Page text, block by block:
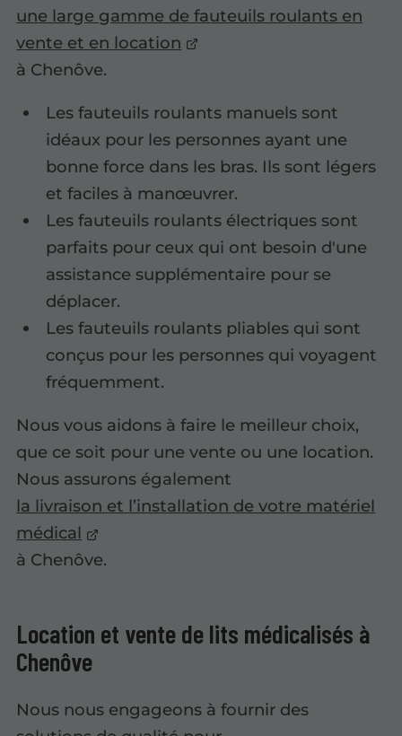
une large gamme de fauteuils roulants en
vente et en location
à Chenôve.
Les fauteuils roulants manuels sont
idéaux pour les personnes ayant une
bonne force dans les bras. Ils sont légers
et faciles à manœuvrer.
Les fauteuils roulants électriques sont
parfaits pour ceux qui ont besoin d'une
assistance supplémentaire pour se
déplacer.
Les fauteuils roulants pliables qui sont
conçus pour les personnes qui voyagent
fréquemment.
Nous vous aidons à faire le meilleur choix,
que ce soit pour une vente ou une location.
Nous assurons également
la livraison et l’installation de votre matériel
médical
à Chenôve.
Location et vente de lits médicalisés à
Chenôve
Nous nous engageons à fournir des